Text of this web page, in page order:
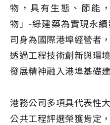
物，具有生態、節能
物」-綠建築為實現永
司身為國際港埠經營者
透過工程技術創新與環
發展精神融入港埠基礎
港務公司多項具代表性
公共工程評選榮獲肯定